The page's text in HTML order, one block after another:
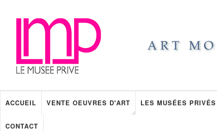
ACCUEIL VENTE OEUVRES D'ART LES MUSÉES PRIVÉS
CONTACT